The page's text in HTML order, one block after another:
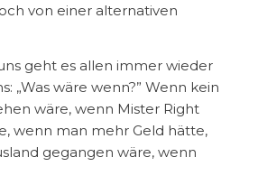
von einer alternativen
geht es allen immer wieder
„Was wäre wenn?” Wenn kein
wäre, wenn Mister Right
wenn man mehr Geld hätte,
gegangen wäre, wenn